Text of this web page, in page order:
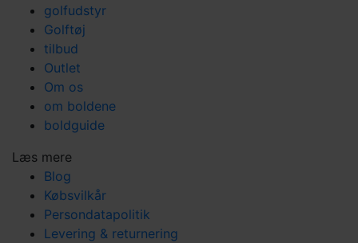
golfudstyr
Golftøj
tilbud
Outlet
Om os
om boldene
boldguide
Læs mere
Blog
Købsvilkår
Persondatapolitik
Levering & returnering